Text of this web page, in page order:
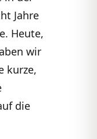
Jahre
Heute,
wir
kurze,
die